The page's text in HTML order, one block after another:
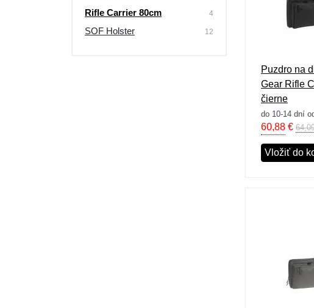
Rifle Carrier 80cm 4
SOF Holster 12
Puzdro na
Gear Rifle
čierne
do 10-14 dní
60,88 €
Vložiť do